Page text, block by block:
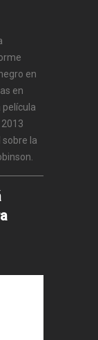
en
en
película
sobre la